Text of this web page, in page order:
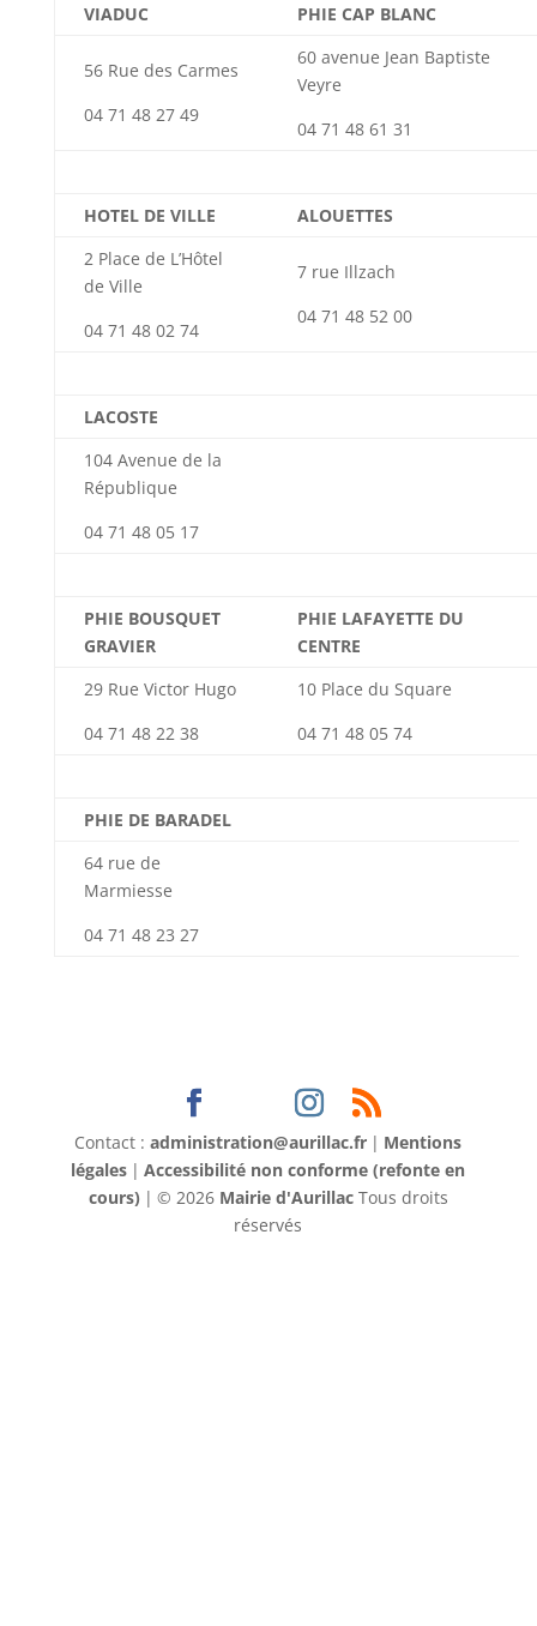
VIADUC PHIE CAP BLANC
56 Rue des Carmes
04 71 48 27 49
60 avenue Jean Baptiste
Veyre
04 71 48 61 31
HOTEL DE VILLE
ALOUETTES
2 Place de L’Hôtel
de Ville
04 71 48 02 74
7 rue Illzach
04 71 48 52 00
LACOSTE
104 Avenue de la
République
04 71 48 05 17
PHIE BOUSQUET
GRAVIER
PHIE LAFAYETTE DU
CENTRE
29 Rue Victor Hugo
04 71 48 22 38
10 Place du Square
04 71 48 05 74
PHIE DE BARADEL
64 rue de
Marmiesse
04 71 48 23 27
Contact :administration@aurillac.fr | Mentions
légales | Accessibilité non conforme (refonte en
cours) | © 2026 Mairie d'AurillacTous droits
réservés